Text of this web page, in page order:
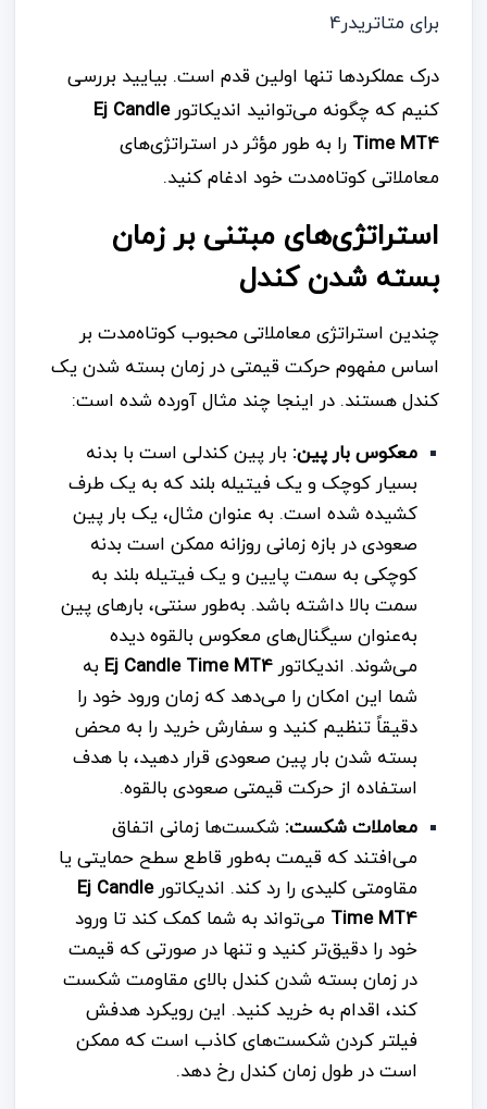
درک عملکردها تنها اولین قدم است. بیایید بررسی
کنیم که چگونه می‌توانید اندیکاتورEj Candle
Time MT4 را به طور مؤثر در استراتژی‌های
معاملاتی کوتاه‌مدت خود ادغام کنید.
استراتژی‌های مبتنی بر زمان
بسته شدن کندل
چندین استراتژی معاملاتی محبوب کوتاه‌مدت بر
اساس مفهوم حرکت قیمتی در زمان بسته شدن یک
کندل هستند. در اینجا چند مثال آورده شده است:
معکوس بار پین: بار پین کندلی است با بدنه
بسیار کوچک و یک فیتیله بلند که به یک طرف
کشیده شده است. به عنوان مثال، یک بار پین
صعودی در بازه زمانی روزانه ممکن است بدنه
کوچکی به سمت پایین و یک فیتیله بلند به
سمت بالا داشته باشد. به‌طور سنتی، بارهای پین
به‌عنوان سیگنال‌های معکوس بالقوه دیده
می‌شوند. اندیکاتورEj Candle Time MT4 به
شما این امکان را می‌دهد که زمان ورود خود را
دقیقاً تنظیم کنید و سفارش خرید را به محض
بسته شدن بار پین صعودی قرار دهید، با هدف
استفاده از حرکت قیمتی صعودی بالقوه.
معاملات شکست: شکست‌ها زمانی اتفاق
می‌افتند که قیمت به‌طور قاطع سطح حمایتی یا
مقاومتی کلیدی را رد کند. اندیکاتورEj Candle
Time MT4 می‌تواند به شما کمک کند تا ورود
خود را دقیق‌تر کنید و تنها در صورتی که قیمت
در زمان بسته شدن کندل بالای مقاومت شکست
کند، اقدام به خرید کنید. این رویکرد هدفش
فیلتر کردن شکست‌های کاذب است که ممکن
است در طول زمان کندل رخ دهد.